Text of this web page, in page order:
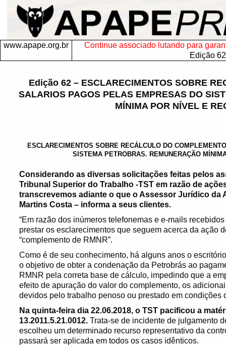
www.apape.org.br
Continue associado lutando para
Edição 62
Edição 62 – ESCLARECIMENTOS SOBRE
SALARIOS PAGOS PELAS EMPRESAS DO
MÍNIMA POR NÍVEL E
ESCLARECIMENTOS SOBRE RECÁLCULO DO
SISTEMA PETROBRAS. REMUNERAÇÃO
Considerando as diversas solicitações feitas pelos
Tribunal Superior do Trabalho -TST em razão de
transcrevemos adiante o que o Assessor Jurídico da
Martins Costa – informa a seus clientes.
“Em razão dos inúmeros telefonemas e e-mails
prestar os esclarecimentos que seguem acerca da ação
“complemento de RMNR”.
Como é de seu conhecimento, há alguns anos o
o objetivo de obter a condenação da Petrobrás ao
RMNR pela correta base de cálculo, impedindo que a
efeito de apuração do valor do complemento, os
devidos pelo trabalho penoso ou prestado em condições
Na quinta-feira dia 22.06.2018, o TST pacificou a
13.2011.5.21.0012. Trata-se de incidente de julgamento
escolheu um determinado recurso representativo da
passará ser aplicada em todos os casos idênticos.